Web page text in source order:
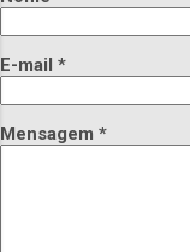
E-mail *
Mensagem *